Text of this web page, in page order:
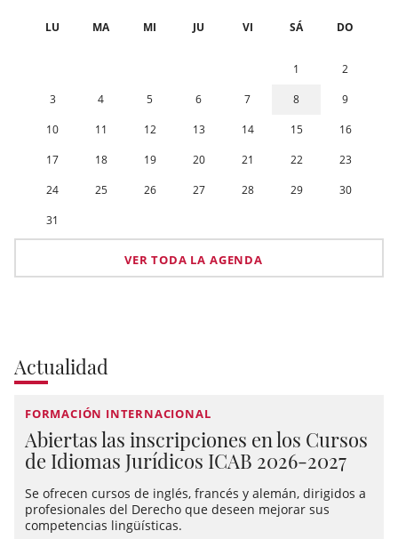
LU MA MI JU VI SÁ DO
1
2
3
4 5 6 7 8
9
10
11 12 13 14 15
16
17
18 19 20 21 22
23
24
25 26 27 28 29
30
31
VER TODA LA AGENDA
Actualidad
FORMACIÓN INTERNACIONAL
Abiertas las inscripciones en los Cursos
de Idiomas Jurídicos ICAB 2026-2027
Se ofrecen cursos de inglés, francés y alemán, dirigidos a
profesionales del Derecho que deseen mejorar sus
competencias lingüísticas.